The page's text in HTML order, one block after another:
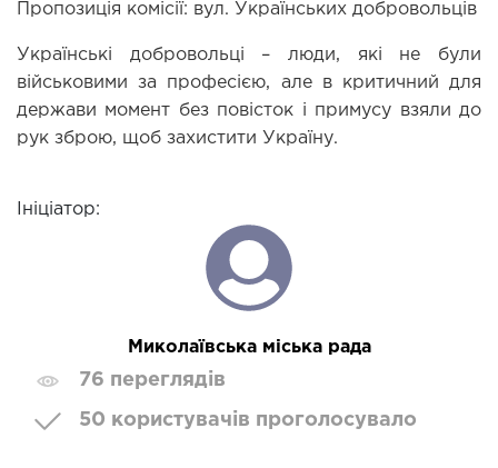
Пропозиція комісії: вул. Українських добровольців
Українські добровольці – люди, які не були
військовими за професією, але в критичний для
держави момент без повісток і примусу взяли до
рук зброю, щоб захистити Україну.
Ініціатор:
Миколаївська міська рада
76 переглядів
50 користувачів проголосувало